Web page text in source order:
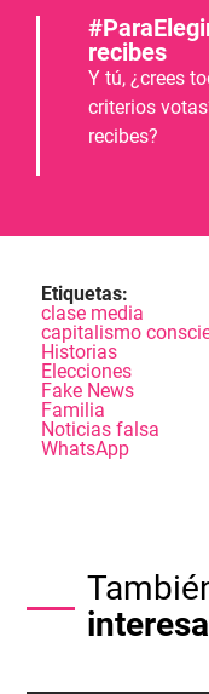
recibes
Y tú, ¿crees
criterios
recibes?
Etiquetas:
clase media
capitalismo
Historias
Elecciones
Fake News
Familia
Noticias falsa
WhatsApp